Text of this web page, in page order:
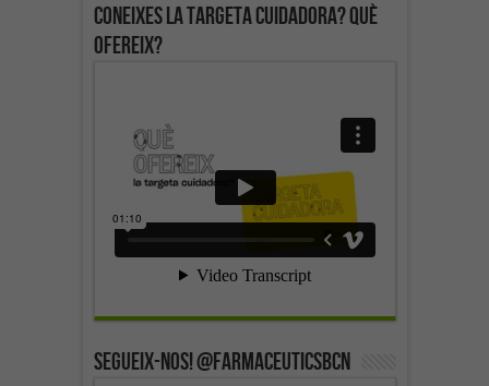
Coneixes la targeta cuidadora? Què
ofereix?
SEGUEIX-NOS! @farmaceuticsbcn